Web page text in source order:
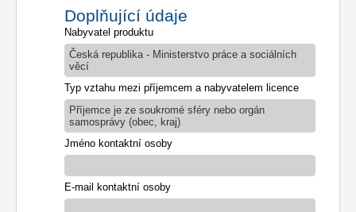
Doplňující údaje
Nabyvatel produktu
Česká republika - Ministerstvo práce a sociálních
věcí
Typ vztahu mezi příjemcem a nabyvatelem licence
Příjemce je ze soukromé sféry nebo orgán
samosprávy (obec, kraj)
Jméno kontaktní osoby
E-mail kontaktní osoby